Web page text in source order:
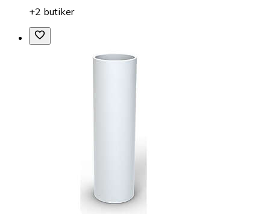
+2 butiker